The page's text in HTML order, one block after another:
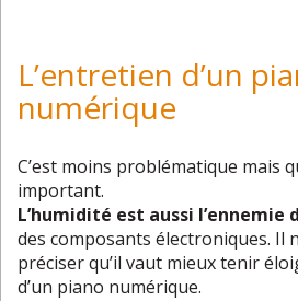
L’entretien d’un
numérique
C’est moins problématique mais
important.
L’humidité est aussi l’ennemie
des composants électroniques. Il
préciser qu’il vaut mieux tenir
d’un piano numérique.